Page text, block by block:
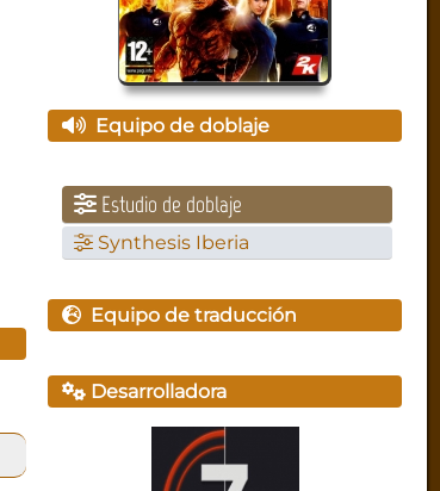
Equipo de doblaje
Estudio de doblaje
Synthesis Iberia
Equipo de traducción
Desarrolladora